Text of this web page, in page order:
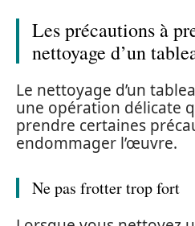
Les précautions à
nettoyage d’un
Le nettoyage d’un
une opération délicate
prendre certaines
endommager l’œuvre.
Ne pas frotter trop fort